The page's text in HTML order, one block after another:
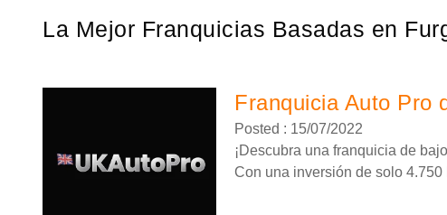
La Mejor Franquicias Basadas en
Franquicia Auto Pro
Posted : 15/07/2022
¡Descubra una franquicia de
Con una inversión de solo 4.750